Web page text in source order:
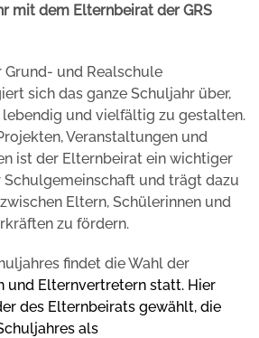
mit dem Elternbeirat der GRS
Grund- und Realschule
sich das ganze Schuljahr über,
und vielfältig zu gestalten.
Veranstaltungen und
ist der Elternbeirat ein wichtiger
und trägt dazu
Eltern, Schülerinnen und
zu fördern.
findet die Wahl der
und Elternvertretern statt. Hier
des Elternbeirats gewählt, die
als